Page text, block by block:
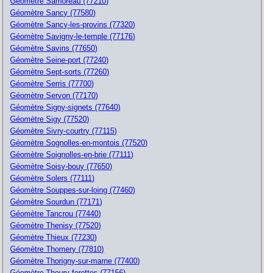
Géomètre Sancy (77580)
Géomètre Sancy-les-provins (77320)
Géomètre Savigny-le-temple (77176)
Géomètre Savins (77650)
Géomètre Seine-port (77240)
Géomètre Sept-sorts (77260)
Géomètre Serris (77700)
Géomètre Servon (77170)
Géomètre Signy-signets (77640)
Géomètre Sigy (77520)
Géomètre Sivry-courtry (77115)
Géomètre Sognolles-en-montois (77520)
Géomètre Soignolles-en-brie (77111)
Géomètre Soisy-bouy (77650)
Géomètre Solers (77111)
Géomètre Souppes-sur-loing (77460)
Géomètre Sourdun (77171)
Géomètre Tancrou (77440)
Géomètre Thenisy (77520)
Géomètre Thieux (77230)
Géomètre Thomery (77810)
Géomètre Thorigny-sur-marne (77400)